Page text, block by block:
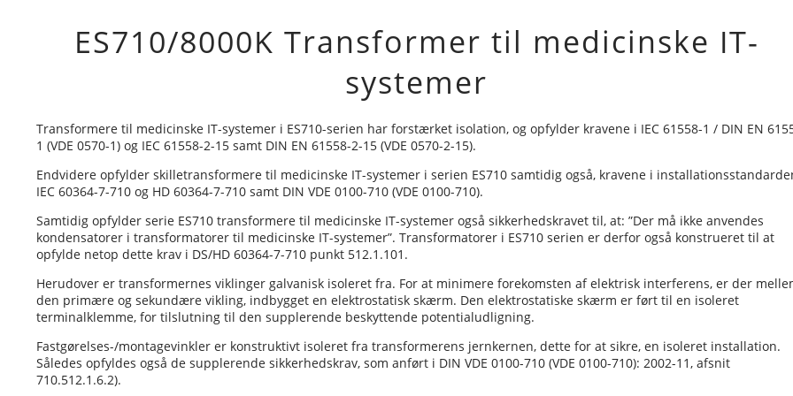
ES710/8000K Transformer til medicinske IT-
systemer
Transformere til medicinske IT-systemer i ES710-serien har forstærket isolation, og opfylder kravene i IEC 61558-1 / DIN EN
1 (VDE 0570-1) og IEC 61558-2-15 samt DIN EN 61558-2-15 (VDE 0570-2-15).
Endvidere opfylder skilletransformere til medicinske IT-systemer i serien ES710 samtidig også, kravene i
IEC 60364-7-710 og HD 60364-7-710 samt DIN VDE 0100-710 (VDE 0100-710).
Samtidig opfylder serie ES710 transformere til medicinske IT-systemer også sikkerhedskravet til, at: ”Der må ikke anvendes
kondensatorer i transformatorer til medicinske IT-systemer”. Transformatorer i ES710 serien er derfor også konstrueret til at
opfylde netop dette krav i DS/HD 60364-7-710 punkt 512.1.101.
Herudover er transformernes viklinger galvanisk isoleret fra. For at minimere forekomsten af elektrisk interferens, er der
den primære og sekundære vikling, indbygget en elektrostatisk skærm. Den elektrostatiske skærm er ført til en isoleret
terminalklemme, for tilslutning til den supplerende beskyttende potentialudligning.
Fastgørelses-/montagevinkler er konstruktivt isoleret fra transformerens jernkernen, dette for at sikre, en isoleret installation.
Således opfyldes også de supplerende sikkerhedskrav, som anført i DIN VDE 0100-710 (VDE 0100-710): 2002-11, afsnit
710.512.1.6.2).